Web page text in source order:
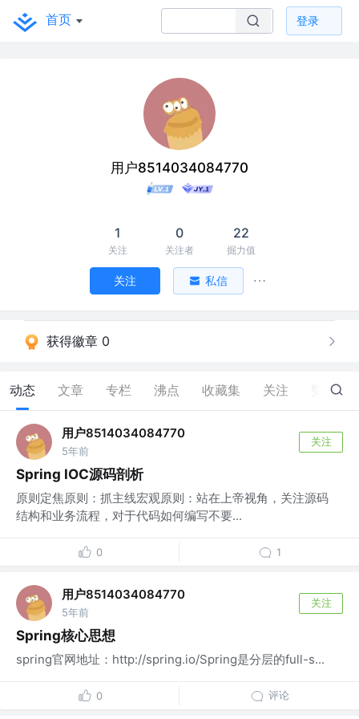
首页 登录
用户8514034084770
1
关注
0
关注者
22
掘力值
关注 私信
获得徽章 0
动态 文章 专栏 沸点 收藏集 关注 0
用户8514034084770
5年前
关注
Spring IOC源码剖析
原则定焦原则：抓主线宏观原则：站在上帝视角，关注源码
结构和业务流程，对于代码如何编写不要...
0 1
用户8514034084770
5年前
关注
Spring核心思想
spring官网地址：http://spring.io/Spring是分层的full-s...
0 评论